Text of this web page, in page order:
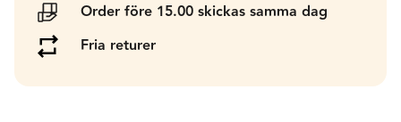
Order före 15.00 skickas samma dag
Fria returer